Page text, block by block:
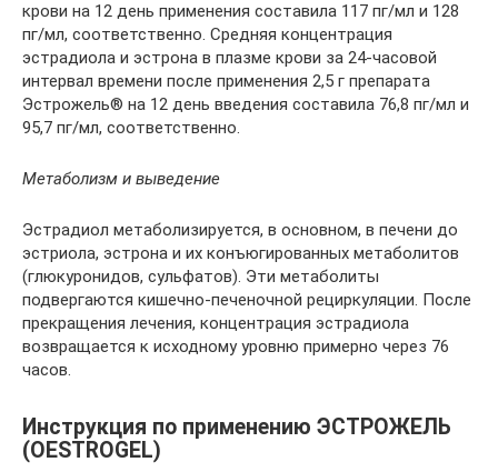
крови на 12 день применения составила 117 пг/мл и 128
пг/мл, соответственно. Средняя концентрация
эстрадиола и эстрона в плазме крови за 24-часовой
интервал времени после применения 2,5 г препарата
Эстрожель® на 12 день введения составила 76,8 пг/мл и
95,7 пг/мл, соответственно.
Метаболизм и выведение
Эстрадиол метаболизируется, в основном, в печени до
эстриола, эстрона и их конъюгированных метаболитов
(глюкуронидов, сульфатов). Эти метаболиты
подвергаются кишечно-печеночной рециркуляции. После
прекращения лечения, концентрация эстрадиола
возвращается к исходному уровню примерно через 76
часов.
Инструкция по применению ЭСТРОЖЕЛЬ
(OESTROGEL)